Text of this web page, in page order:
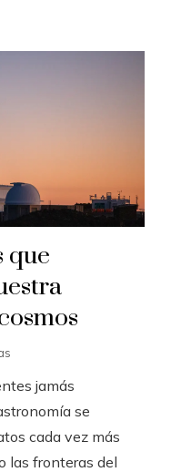
que
jamás
se
cada vez más
las fronteras del